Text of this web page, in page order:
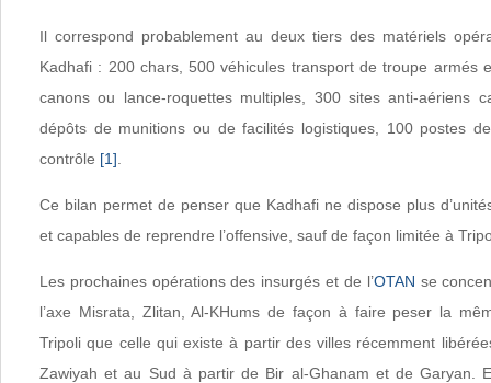
Il correspond probablement au deux tiers des matériels
Kadhafi : 200 chars, 500 véhicules transport de troupe armés
canons ou lance-roquettes multiples, 300 sites anti-aériens
dépôts de munitions ou de facilités logistiques, 100 postes
contrôle [1]
Ce bilan permet de penser que Kadhafi ne dispose plus
et capables de reprendre l’offensive, sauf de façon limitée à
Les prochaines opérations des insurgés et de l’OTAN se
l’axe Misrata, Zlitan, Al-KHums de façon à faire peser la
Tripoli que celle qui existe à partir des villes récemment
Zawiyah et au Sud à partir de Bir al-Ghanam et de Garyan.